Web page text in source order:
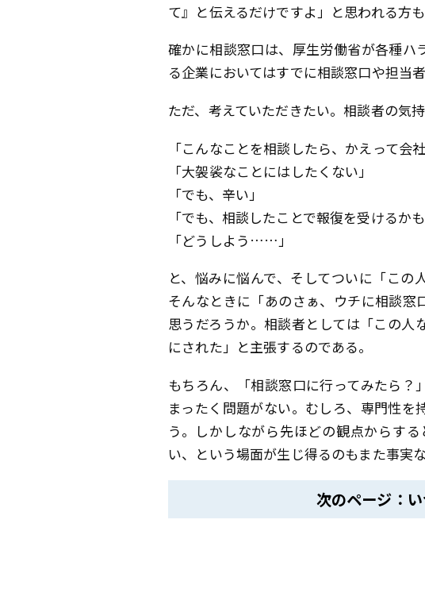
て』と伝えるだけですよ」と思われる方
確かに相談窓口は、厚生労働省が各種ハ
る企業においてはすでに相談窓口や担当
ただ、考えていただきたい。相談者の気
「こんなことを相談したら、かえって会
「大袈裟なことにはしたくない」
「でも、辛い」
「でも、相談したことで報復を受けるかも
「どうしよう……」
と、悩みに悩んで、そしてついに「この
そんなときに「あのさぁ、ウチに相談
思うだろうか。相談者としては「この
にされた」と主張するのである。
もちろん、「相談窓口に行ってみたら
まったく問題がない。むしろ、専門性
う。しかしながら先ほどの観点からす
い、という場面が生じ得るのもまた事実な
次のページ：